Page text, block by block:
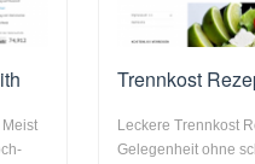
Trennkost
Leckere Trennkost
Gelegenheit ohne